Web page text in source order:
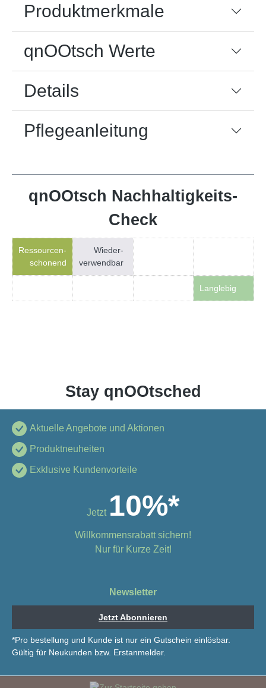
Produktmerkmale
qnOOtsch Werte
Details
Pflegeanleitung
qnOOtsch Nachhaltigkeits-
Check
Ressourcen-
schonend
Wieder-
verwendbar
Langlebig
Stay qnOOtsched
Aktuelle Angebote und Aktionen
Produktneuheiten
Exklusive Kundenvorteile
Jetzt 10%*
Willkommensrabatt sichern!
Nur für Kurze Zeit!
Newsletter
Jetzt Abonnieren
*Pro bestellung und Kunde ist nur ein Gutschein einlösbar.
Gültig für Neukunden bzw. Erstanmelder.